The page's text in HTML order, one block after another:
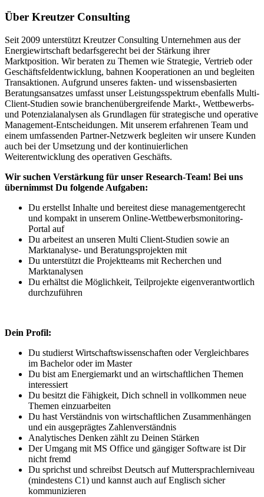
Über Kreutzer Consulting
Seit 2009 unterstützt Kreutzer Consulting Unternehmen aus der
Energiewirtschaft bedarfsgerecht bei der Stärkung ihrer
Marktposition. Wir beraten zu Themen wie Strategie, Vertrieb oder
Geschäftsfeldentwicklung, bahnen Kooperationen an und begleiten
Transaktionen. Aufgrund unseres fakten- und wissensbasierten
Beratungsansatzes umfasst unser Leistungsspektrum ebenfalls Multi-
Client-Studien sowie branchenübergreifende Markt-, Wettbewerbs-
und Potenzialanalysen als Grundlagen für strategische und operative
Management-Entscheidungen. Mit unserem erfahrenen Team und
einem umfassenden Partner-Netzwerk begleiten wir unsere Kunden
auch bei der Umsetzung und der kontinuierlichen
Weiterentwicklung des operativen Geschäfts.
Wir suchen Verstärkung für unser Research-Team! Bei uns
übernimmst Du folgende Aufgaben:
Du erstellst Inhalte und bereitest diese managementgerecht
und kompakt in unserem Online-Wettbewerbsmonitoring-
Portal auf
Du arbeitest an unseren Multi Client-Studien sowie an
Marktanalyse- und Beratungsprojekten mit
Du unterstützt die Projektteams mit Recherchen und
Marktanalysen
Du erhältst die Möglichkeit, Teilprojekte eigenverantwortlich
durchzuführen
Dein Profil:
Du studierst Wirtschaftswissenschaften oder Vergleichbares
im Bachelor oder im Master
Du bist am Energiemarkt und an wirtschaftlichen Themen
interessiert
Du besitzt die Fähigkeit, Dich schnell in vollkommen neue
Themen einzuarbeiten
Du hast Verständnis von wirtschaftlichen Zusammenhängen
und ein ausgeprägtes Zahlenverständnis
Analytisches Denken zählt zu Deinen Stärken
Der Umgang mit MS Office und gängiger Software ist Dir
nicht fremd
Du sprichst und schreibst Deutsch auf Muttersprachlerniveau
(mindestens C1) und kannst auch auf Englisch sicher
kommunizieren